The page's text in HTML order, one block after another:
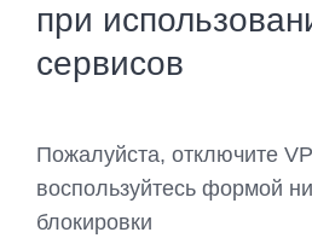
при
сервисов
Пожалуйста, отключите
воспользуйтесь формой
блокировки